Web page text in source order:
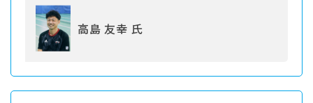
高島 友幸 氏